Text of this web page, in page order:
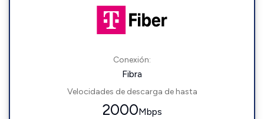
Conexión:
Fibra
Velocidades de descarga de hasta
2000Mbps